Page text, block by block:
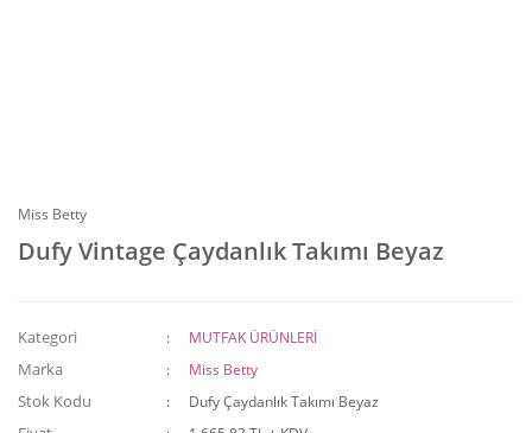
Miss Betty
Dufy Vintage Çaydanlık Takımı Beyaz
Kategori MUTFAK ÜRÜNLERİ
Marka Miss Betty
Stok Kodu Dufy Çaydanlık Takımı Beyaz